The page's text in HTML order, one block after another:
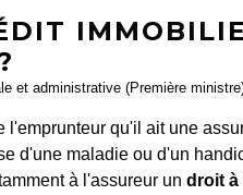
et administrative (Première
qu'il ait une
d'une maladie ou d'un
à l'assureur un droit